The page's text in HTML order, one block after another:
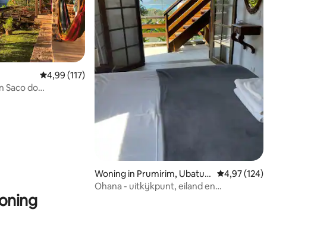
5, 151 recensies
Gemiddelde beoordeling van 4,99 op 5, 117 recensies
4,99 (117)
Saco do
Woning in Prumirim, Ubatub
a
Gemiddelde
4,97 (124)
Ohana - uitkijkpunt, eiland en